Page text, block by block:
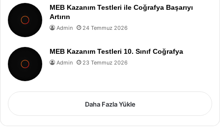
MEB Kazanım Testleri ile Coğrafya Başarıyı
Artırın
Admin 24 Temmuz 2026
MEB Kazanım Testleri 10. Sınıf Coğrafya
Admin 23 Temmuz 2026
Daha Fazla Yükle